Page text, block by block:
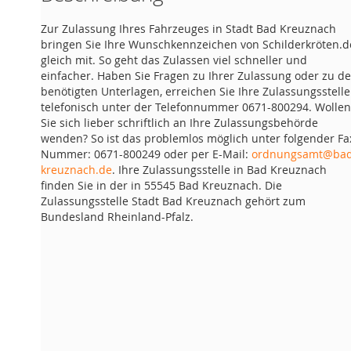
Zur Zulassung Ihres Fahrzeuges in Stadt Bad Kreuznach
bringen Sie Ihre Wunschkennzeichen von
gleich mit. So geht das Zulassen viel schneller und
einfacher. Haben Sie Fragen zu Ihrer Zulassung oder zu
benötigten Unterlagen, erreichen Sie Ihre Zulassungsstelle
telefonisch unter der Telefonnummer 0671-800294. Wollen
Sie sich lieber schriftlich an Ihre Zulassungsbehörde
wenden? So ist das problemlos möglich unter folgender
Nummer: 0671-800249 oder per E-Mail:
kreuznach.de. Ihre Zulassungsstelle in Bad Kreuznach
finden Sie in der in 55545 Bad Kreuznach. Die
Zulassungsstelle Stadt Bad Kreuznach gehört zum
Bundesland Rheinland-Pfalz.